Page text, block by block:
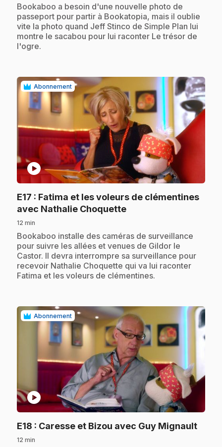
.Bookaboo a besoin d'une nouvelle photo de
passeport pour partir à Bookatopia, mais il oublie
vite la photo quand Jeff Stinco de Simple Plan lui
montre le sacabou pour lui raconter Le trésor de
l'ogre.
Abonnement
play_circle
E17 : Fatima et les voleurs de clémentines
avec Nathalie Choquette.
12 min
.Bookaboo installe des caméras de surveillance
pour suivre les allées et venues de Gildor le
Castor. Il devra interrompre sa surveillance pour
recevoir Nathalie Choquette qui va lui raconter
Fatima et les voleurs de clémentines.
Abonnement
play_circle
E18 : Caresse et Bizou avec Guy Mignault.
12 min